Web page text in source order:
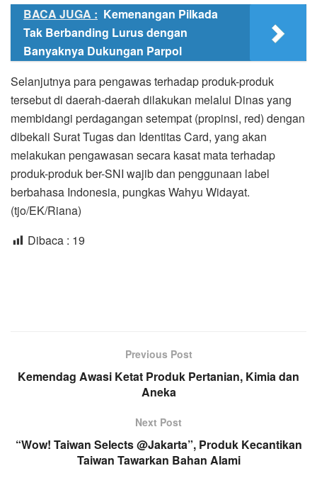
BACA JUGA : Kemenangan Pilkada
Tak Berbanding Lurus dengan
Banyaknya Dukungan Parpol
Selanjutnya para pengawas terhadap produk-produk
tersebut di daerah-daerah dilakukan melalui Dinas yang
membidangi perdagangan setempat (propinsi, red) dengan
dibekali Surat Tugas dan Identitas Card, yang akan
melakukan pengawasan secara kasat mata terhadap
produk-produk ber-SNI wajib dan penggunaan label
berbahasa Indonesia, pungkas Wahyu Widayat.
(tjo/EK/Riana)
Dibaca : 19
Previous Post
Kemendag Awasi Ketat Produk Pertanian, Kimia dan
Aneka
Next Post
“Wow! Taiwan Selects @Jakarta”, Produk Kecantikan
Taiwan Tawarkan Bahan Alami